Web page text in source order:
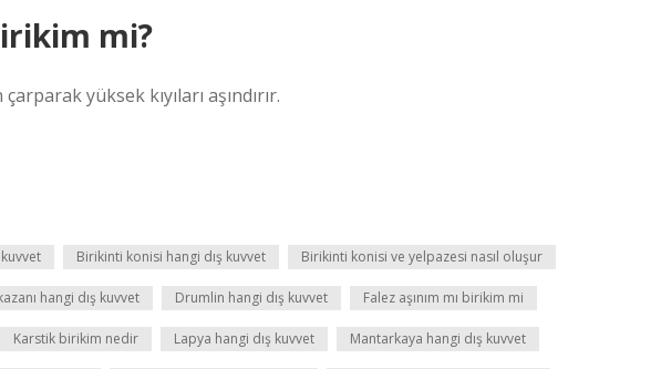
mi?
yüksek kıyıları aşındırır.
Birikinti konisi hangi dış kuvvet Birikinti konisi ve yelpazesi nasıl oluşur
hangi dış kuvvet Drumlin hangi dış kuvvet Falez aşınım mı birikim mi
Karstik birikim nedir Lapya hangi dış kuvvet Mantarkaya hangi dış kuvvet